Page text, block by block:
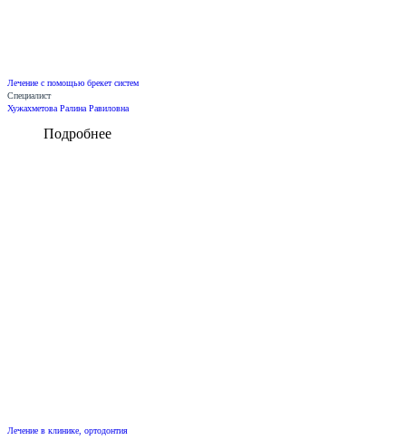
Лечение с помощью брекет систем
Специалист
Хужахметова Ралина Равиловна
Подробнее
Лечение в клинике, ортодонтия